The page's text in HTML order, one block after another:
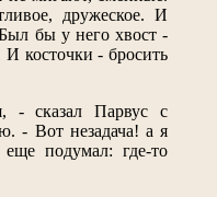
дружеское. И
бы у него хвост -
косточки - бросить
- сказал Парвус с
- Вот незадача! а я
подумал: где-то